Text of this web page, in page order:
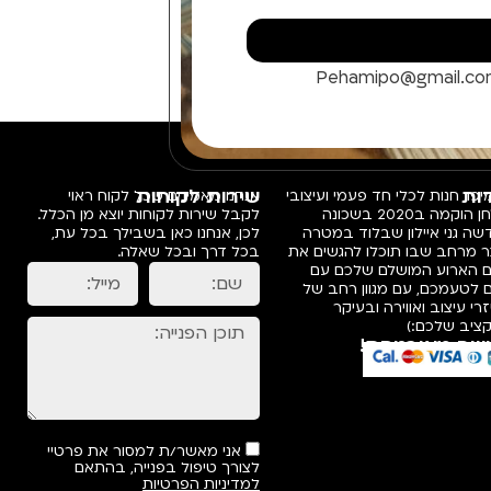
חנות לכלי חד פעמי ועיצובי
שולחן הוקמה ב2020 בשכונה
גני איילון שבלוד במטרה
מרחב שבו תוכלו להגשים את
הארוע המושלם שלכם עם
לטעמכם, עם מגוון רחב של
עיצוב ואווירה ובעיקר
שלכם:)
מאובטחת!
שירות לקוחות
אנחנו מאמינים שכל לקוח ראוי
לקבל שירות לקוחות יוצא מן הכלל.
לכן, אנחנו כאן בשבילך בכל עת,
בכל דרך ובכל שאלה.
אני מאשר/ת למסור את פרטיי
לצורך טיפול בפנייה, בהתאם
למדיניות הפרטיות